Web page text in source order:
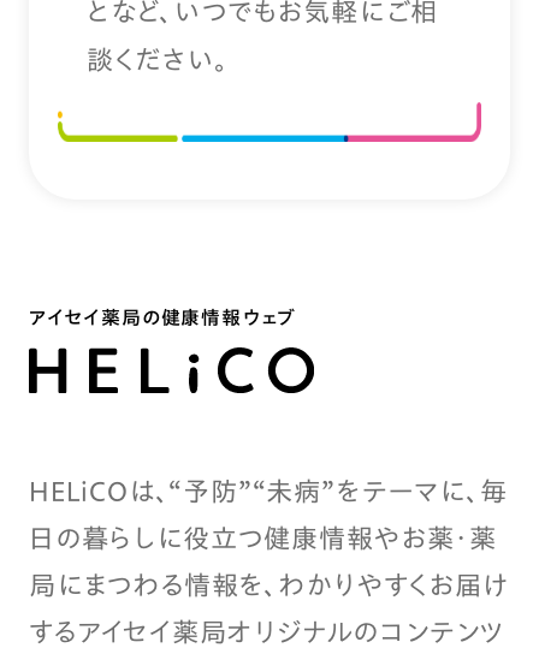
となど、いつでもお気軽にご相
談ください。
アイセイ薬局の健康情報ウェブ
HELiCOは、“予防”“未病”をテーマに、毎
日の暮らしに役立つ健康情報やお薬・薬
局にまつわる情報を、わかりやすくお届け
するアイセイ薬局オリジナルのコンテンツ